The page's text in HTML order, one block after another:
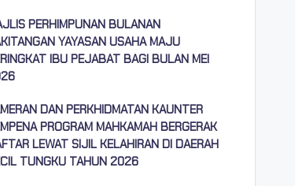
PERHIMPUNAN BULANAN
YAYASAN USAHA MAJU
IBU PEJABAT BAGI BULAN MEI
DAN PERKHIDMATAN KAUNTER
PROGRAM MAHKAMAH BERGERAK
LEWAT SIJIL KELAHIRAN DI DAERAH
TUNGKU TAHUN 2026